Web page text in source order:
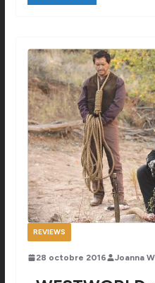
REVIEWS
28 octobre 2016 Joanna